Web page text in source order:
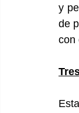
y
de
con